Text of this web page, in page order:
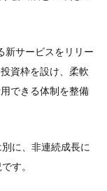
新サービスをリリー
資枠を設け、柔軟
できる体制を整備
に、非連続成長に
す。